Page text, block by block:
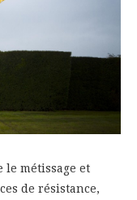
le métissage et
de résistance,